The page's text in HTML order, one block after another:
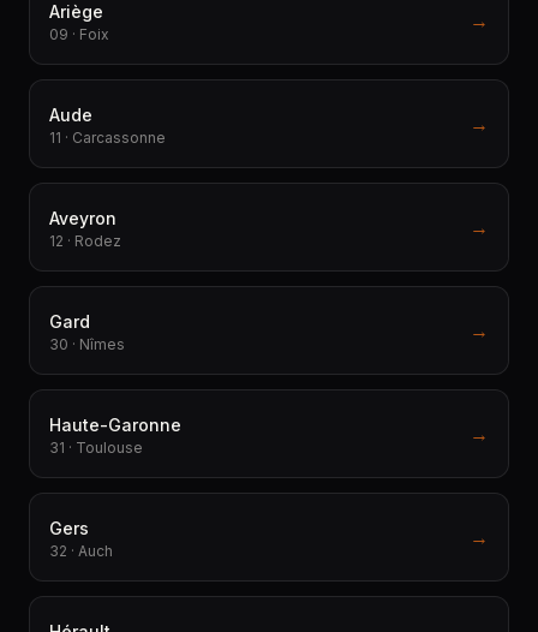
Ariège
09 · Foix
→
Aude
11 · Carcassonne
→
Aveyron
12 · Rodez
→
Gard
30 · Nîmes
→
Haute-Garonne
31 · Toulouse
→
Gers
32 · Auch
→